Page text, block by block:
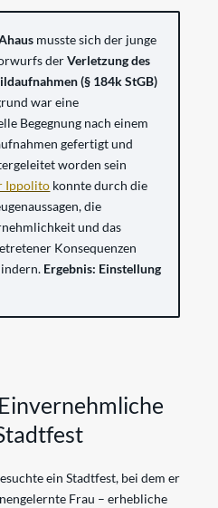
musste sich der junge
derVerletzung des
(§ 184k StGB)
war eine
Begegnung nach einem
gefertigt und
worden sein
Ippolito konnte durch die
die
und das
Konsequenzen
Ergebnis: Einstellung
ein Stadtfest, bei dem er
Frau – erhebliche